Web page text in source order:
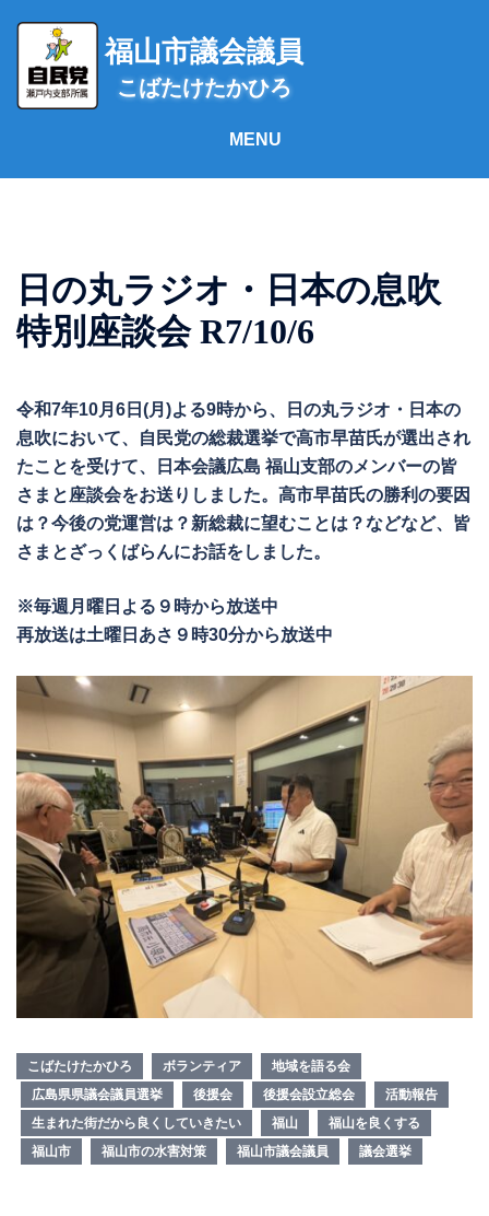
ス
福山市議会議員
こばたけたかひろ
日の丸ラジオ・日本の息吹
特別座談会 R7/10/6
令和7年10月6日(月)よる9時から、日の丸ラジオ・日本の
息吹において、自民党の総裁選挙で高市早苗氏が選出され
たことを受けて、日本会議広島 福山支部のメンバーの皆
さまと座談会をお送りしました。高市早苗氏の勝利の要因
は？今後の党運営は？新総裁に望むことは？などなど、皆
さまとざっくばらんにお話をしました。
※毎週月曜日よる９時から放送中
再放送は土曜日あさ９時30分から放送中
こばたけたかひろ ボランティア
地域を語る会
広島県県議会議員選挙
後援会 後援会設立総会
活動報告
生まれた街だから良くしていきたい
福山
福山を良くする
福山市
福山市の水害対策 福山市議会議員 議会選挙